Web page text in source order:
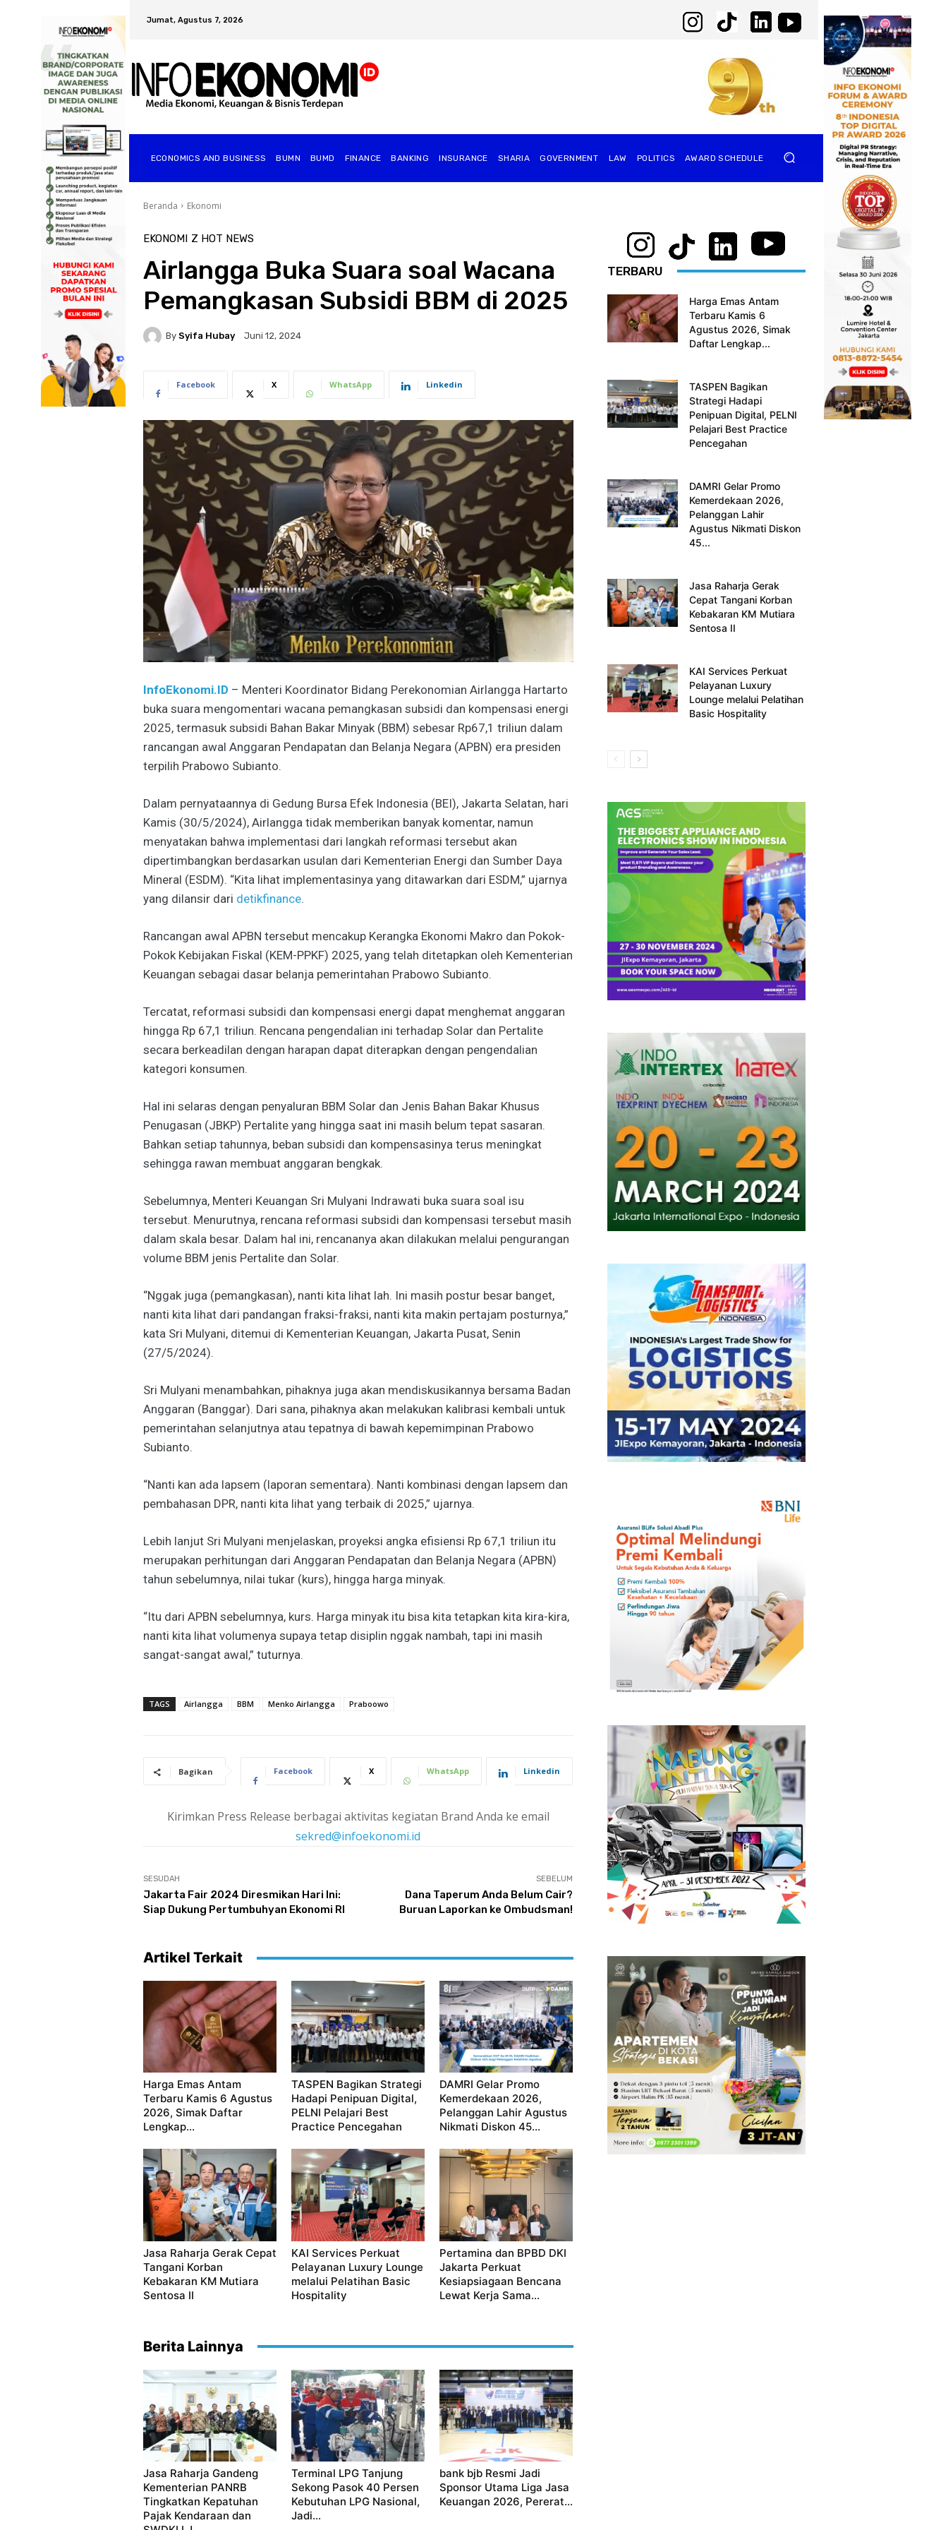
Jumat, Agustus 7, 2026
ECONOMICS AND BUSINESS BUMN BUMD FINANCE BANKING INSURANCE SHARIA GOVERNMENT ⁠LAW POLITICS AWARD SCHEDULE
Beranda Ekonomi
EKONOMI Z HOT NEWS
Airlangga Buka Suara soal Wacana
Pemangkasan Subsidi BBM di 2025
By Syifa Hubay Juni 12, 2024
Facebook X WhatsApp Linkedin
InfoEkonomi.ID – Menteri Koordinator Bidang Perekonomian Airlangga Hartarto
buka suara mengomentari wacana pemangkasan subsidi dan kompensasi energi
2025, termasuk subsidi Bahan Bakar Minyak (BBM) sebesar Rp67,1 triliun dalam
rancangan awal Anggaran Pendapatan dan Belanja Negara (APBN) era presiden
terpilih Prabowo Subianto.
Dalam pernyataannya di Gedung Bursa Efek Indonesia (BEI), Jakarta Selatan, hari
Kamis (30/5/2024), Airlangga tidak memberikan banyak komentar, namun
menyatakan bahwa implementasi dari langkah reformasi tersebut akan
dipertimbangkan berdasarkan usulan dari Kementerian Energi dan Sumber Daya
Mineral (ESDM). “Kita lihat implementasinya yang ditawarkan dari ESDM,” ujarnya
yang dilansir dari detikfinance.
Rancangan awal APBN tersebut mencakup Kerangka Ekonomi Makro dan Pokok-
Pokok Kebijakan Fiskal (KEM-PPKF) 2025, yang telah ditetapkan oleh Kementerian
Keuangan sebagai dasar belanja pemerintahan Prabowo Subianto.
Tercatat, reformasi subsidi dan kompensasi energi dapat menghemat anggaran
hingga Rp 67,1 triliun. Rencana pengendalian ini terhadap Solar dan Pertalite
secara berkeadilan dengan harapan dapat diterapkan dengan pengendalian
kategori konsumen.
Hal ini selaras dengan penyaluran BBM Solar dan Jenis Bahan Bakar Khusus
Penugasan (JBKP) Pertalite yang hingga saat ini masih belum tepat sasaran.
Bahkan setiap tahunnya, beban subsidi dan kompensasinya terus meningkat
sehingga rawan membuat anggaran bengkak.
Sebelumnya, Menteri Keuangan Sri Mulyani Indrawati buka suara soal isu
tersebut. Menurutnya, rencana reformasi subsidi dan kompensasi tersebut masih
dalam skala besar. Dalam hal ini, rencananya akan dilakukan melalui pengurangan
volume BBM jenis Pertalite dan Solar.
“Nggak juga (pemangkasan), nanti kita lihat lah. Ini masih postur besar banget,
nanti kita lihat dari pandangan fraksi-fraksi, nanti kita makin pertajam posturnya,”
kata Sri Mulyani, ditemui di Kementerian Keuangan, Jakarta Pusat, Senin
(27/5/2024).
Sri Mulyani menambahkan, pihaknya juga akan mendiskusikannya bersama Badan
Anggaran (Banggar). Dari sana, pihaknya akan melakukan kalibrasi kembali untuk
pemerintahan selanjutnya atau tepatnya di bawah kepemimpinan Prabowo
Subianto.
“Nanti kan ada lapsem (laporan sementara). Nanti kombinasi dengan lapsem dan
pembahasan DPR, nanti kita lihat yang terbaik di 2025,” ujarnya.
Lebih lanjut Sri Mulyani menjelaskan, proyeksi angka efisiensi Rp 67,1 triliun itu
merupakan perhitungan dari Anggaran Pendapatan dan Belanja Negara (APBN)
tahun sebelumnya, nilai tukar (kurs), hingga harga minyak.
“Itu dari APBN sebelumnya, kurs. Harga minyak itu bisa kita tetapkan kita kira-kira,
nanti kita lihat volumenya supaya tetap disiplin nggak nambah, tapi ini masih
sangat-sangat awal,” tuturnya.
TAGS Airlangga BBM Menko Airlangga Praboowo
Bagikan Facebook X WhatsApp Linkedin
Kirimkan Press Release berbagai aktivitas kegiatan Brand Anda ke email
sekred@infoekonomi.id
SESUDAH
Jakarta Fair 2024 Diresmikan Hari Ini:
Siap Dukung Pertumbuhyan Ekonomi RI
SEBELUM
Dana Taperum Anda Belum Cair?
Buruan Laporkan ke Ombudsman!
Artikel Terkait
Harga Emas Antam
Terbaru Kamis 6 Agustus
2026, Simak Daftar
Lengkap...
TASPEN Bagikan Strategi
Hadapi Penipuan Digital,
PELNI Pelajari Best
Practice Pencegahan
DAMRI Gelar Promo
Kemerdekaan 2026,
Pelanggan Lahir Agustus
Nikmati Diskon 45...
Jasa Raharja Gerak Cepat
Tangani Korban
Kebakaran KM Mutiara
Sentosa II
KAI Services Perkuat
Pelayanan Luxury Lounge
melalui Pelatihan Basic
Hospitality
Pertamina dan BPBD DKI
Jakarta Perkuat
Kesiapsiagaan Bencana
Lewat Kerja Sama...
Berita Lainnya
Jasa Raharja Gandeng
Kementerian PANRB
Tingkatkan Kepatuhan
Pajak Kendaraan dan
Terminal LPG Tanjung
Sekong Pasok 40 Persen
Kebutuhan LPG Nasional,
Jadi...
bank bjb Resmi Jadi
Sponsor Utama Liga Jasa
Keuangan 2026, Pererat...
TERBARU
Harga Emas Antam
Terbaru Kamis 6
Agustus 2026, Simak
Daftar Lengkap...
TASPEN Bagikan
Strategi Hadapi
Penipuan Digital, PELNI
Pelajari Best Practice
Pencegahan
DAMRI Gelar Promo
Kemerdekaan 2026,
Pelanggan Lahir
Agustus Nikmati Diskon
45...
Jasa Raharja Gerak
Cepat Tangani Korban
Kebakaran KM Mutiara
Sentosa II
KAI Services Perkuat
Pelayanan Luxury
Lounge melalui Pelatihan
Basic Hospitality